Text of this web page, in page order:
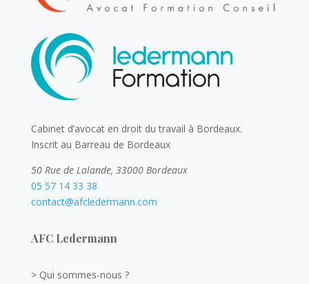
Cabinet d’avocat en droit du travail à Bordeaux.
Inscrit au Barreau de Bordeaux
50 Rue de Lalande, 33000 Bordeaux
05 57 14 33 38
contact@afcledermann.com
AFC Ledermann
> Qui sommes-nous ?